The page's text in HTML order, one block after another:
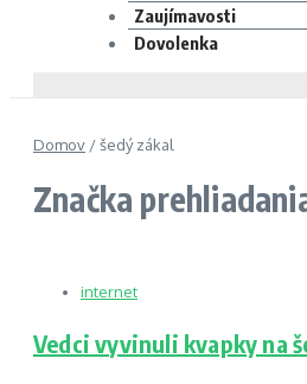
Zaujímavosti
Dovolenka
Domov /šedý zákal
Značka
internet
Vedci vyvinuli kvapky na